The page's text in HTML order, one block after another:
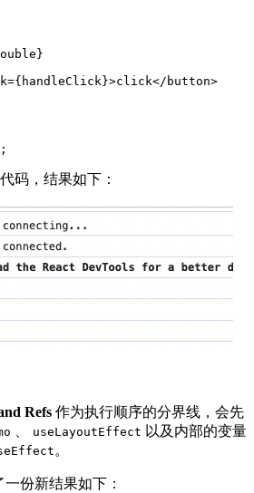
button>
码，结果如下：
Refs 作为执行顺序的分界线，会先
、 useLayoutEffect 以及内部的变量
。
份新结果如下：